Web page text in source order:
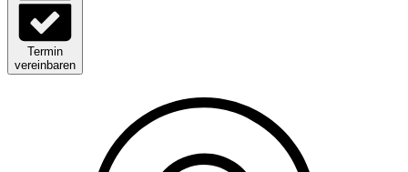
Termin
vereinbaren